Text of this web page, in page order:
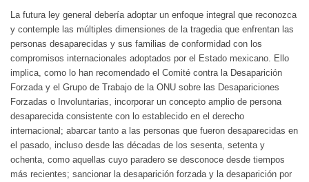
La futura ley general debería adoptar un enfoque integral que reconozca
y contemple las múltiples dimensiones de la tragedia que enfrentan las
personas desaparecidas y sus familias de conformidad con los
compromisos internacionales adoptados por el Estado mexicano. Ello
implica, como lo han recomendado el Comité contra la Desaparición
Forzada y el Grupo de Trabajo de la ONU sobre las Desapariciones
Forzadas o Involuntarias, incorporar un concepto amplio de persona
desaparecida consistente con lo establecido en el derecho
internacional; abarcar tanto a las personas que fueron desaparecidas en
el pasado, incluso desde las décadas de los sesenta, setenta y
ochenta, como aquellas cuyo paradero se desconoce desde tiempos
más recientes; sancionar la desaparición forzada y la desaparición por